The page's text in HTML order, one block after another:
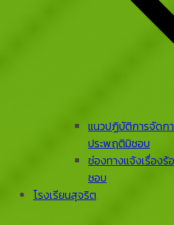
แนวปฏิบัติการจัดกา
ประพฤติมิชอบ
ช่องทางแจ้งเรื่องร้
ชอบ
โรงเรียนสุจริต